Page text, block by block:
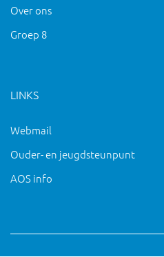
Over ons
Groep 8
LINKS
Webmail
Ouder- en jeugdsteunpunt
AOS info